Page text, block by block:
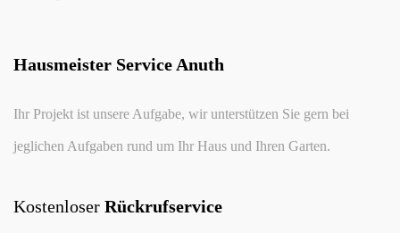
Hausmeister Service Anuth
Ihr Projekt ist unsere Aufgabe, wir unterstützen Sie gern bei
jeglichen Aufgaben rund um Ihr Haus und Ihren Garten.
Kostenloser Rückrufservice